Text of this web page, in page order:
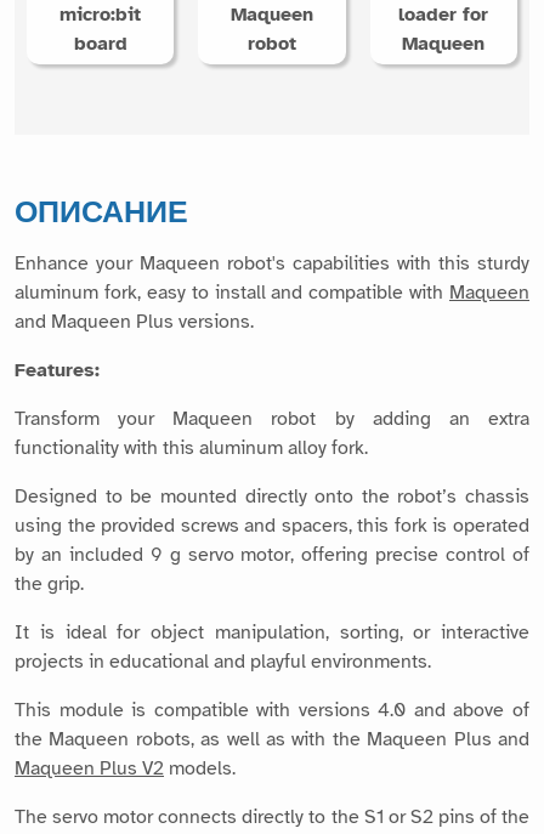
micro:bit
board
Maqueen
robot
loader for
Maqueen
ОПИСАНИЕ
Enhance your Maqueen robot's capabilities with this sturdy
aluminum fork, easy to install and compatible with Maqueen
and Maqueen Plus versions.
Features:
Transform your Maqueen robot by adding an extra
functionality with this aluminum alloy fork.
Designed to be mounted directly onto the robot’s chassis
using the provided screws and spacers, this fork is operated
by an included 9 g servo motor, offering precise control of
the grip.
It is ideal for object manipulation, sorting, or interactive
projects in educational and playful environments.
This module is compatible with versions 4.0 and above of
the Maqueen robots, as well as with the Maqueen Plus and
Maqueen Plus V2 models.
The servo motor connects directly to the S1 or S2 pins of the